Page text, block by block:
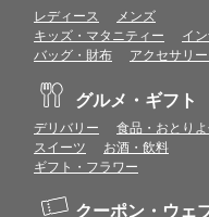
レディース
メンズ
キッズ・マタニティー
イ
バッグ・財布
アクセサリ
グルメ・ギフト
デリバリー
食品・おとり
スイーツ
お酒・飲料
ギフト・フラワー
クーポン・ウェ